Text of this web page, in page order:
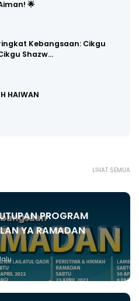
🌟
Kebangsaan: Cikgu
Shazw…
HAIWAN
LIHAT SEMUA
PROGRAM
YA RAMADAN